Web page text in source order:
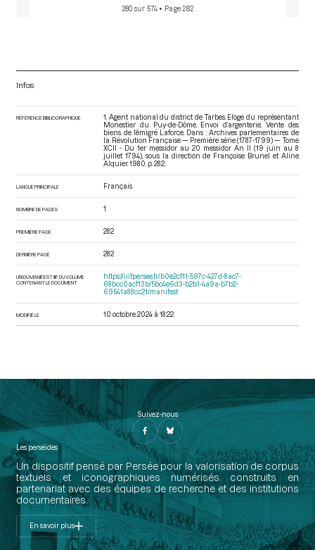
280 sur 574 • Page 282
Infos
RÉFÉRENCE BIBLIOGRAPHIQUE
1. Agent national du district de Tarbes. Eloge du représentant
Monestier du Puy-de-Dôme. Envoi d’argenterie. Vente des
biens de l’émigré Laforce. Dans : Archives parlementaires de
la Révolution Française — Première série (1787-1799) — Tome
XCII - Du 1er messidor au 20 messidor An II (19 juin au 8
juillet 1794) , sous la direction de Françoise Brunel et Aline
Alquier. 1980. p. 282.
LANGUE PRINCIPALE Français
NOMBRE DE PAGES 1
PREMIÈRE PAGE 282
DERNIÈRE PAGE 282
URI DU MANIFEST IIIF DU VOLUME
CONTENANT LE DOCUMENT
https://iiif.persee.fr/b0e2cf11-597c-427d-8ac7-
68bcc0acf13b/5bc4e6d3-b2b1-4a9a-b7b2-
69541a88cc21/manifest
MODIFIÉ LE 10 octobre 2024 à 18:22
Suivez-nous
Les perséides
Un dispositif pensé par Persée pour la valorisation de corpus
textuels et iconographiques numérisés construits en
partenariat avec des équipes de recherche et des institutions
documentaires.
En savoir plus